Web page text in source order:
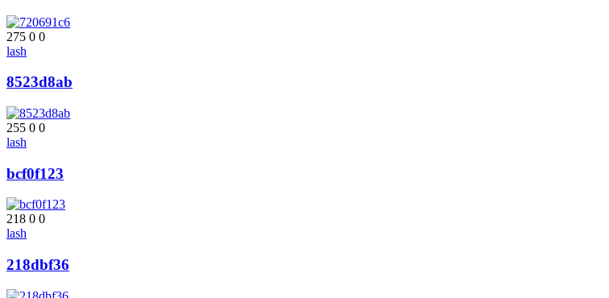
275 0 0
lash
8523d8ab
255 0 0
lash
bcf0f123
218 0 0
lash
218dbf36